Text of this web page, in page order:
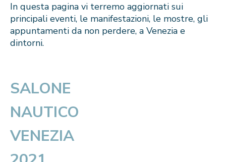
In questa pagina vi terremo aggiornati sui
principali eventi, le manifestazioni, le mostre, gli
appuntamenti da non perdere, a Venezia e
dintorni.
SALONE
NAUTICO
VENEZIA